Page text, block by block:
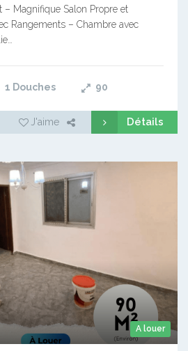
Magnifique Salon Propre et
Rangements – Chambre avec
1 Douches 90
J'aime Détails
A louer